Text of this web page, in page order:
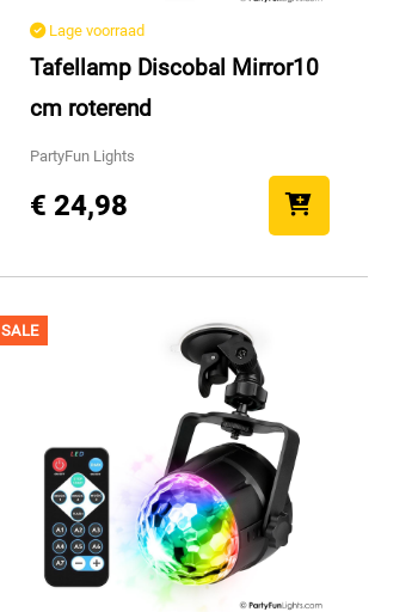
Lage voorraad
Tafellamp Discobal Mirror10
cm roterend
PartyFun Lights
€ 24,98
SALE